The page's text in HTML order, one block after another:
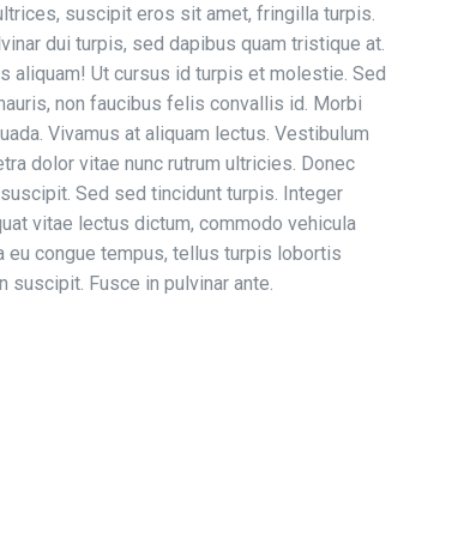
suscipit eros sit amet, fringilla turpis.
dui turpis, sed dapibus quam tristique at.
aliquam! Ut cursus id turpis et molestie. Sed
non faucibus felis convallis id. Morbi
Vivamus at aliquam lectus. Vestibulum
dolor vitae nunc rutrum ultricies. Donec
Sed sed tincidunt turpis. Integer
vitae lectus dictum, commodo vehicula
eu congue tempus, tellus turpis lobortis
suscipit. Fusce in pulvinar ante.